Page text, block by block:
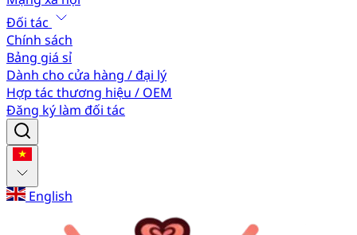
Đối tác
Chính sách
Bảng giá sỉ
Dành cho cửa hàng / đại lý
Hợp tác thương hiệu / OEM
Đăng ký làm đối tác
English